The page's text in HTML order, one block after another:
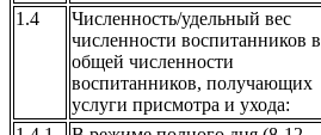
1.4
Численность/удельный вес
численности воспитанников в
общей численности
воспитанников, получающих
услуги присмотра и ухода: